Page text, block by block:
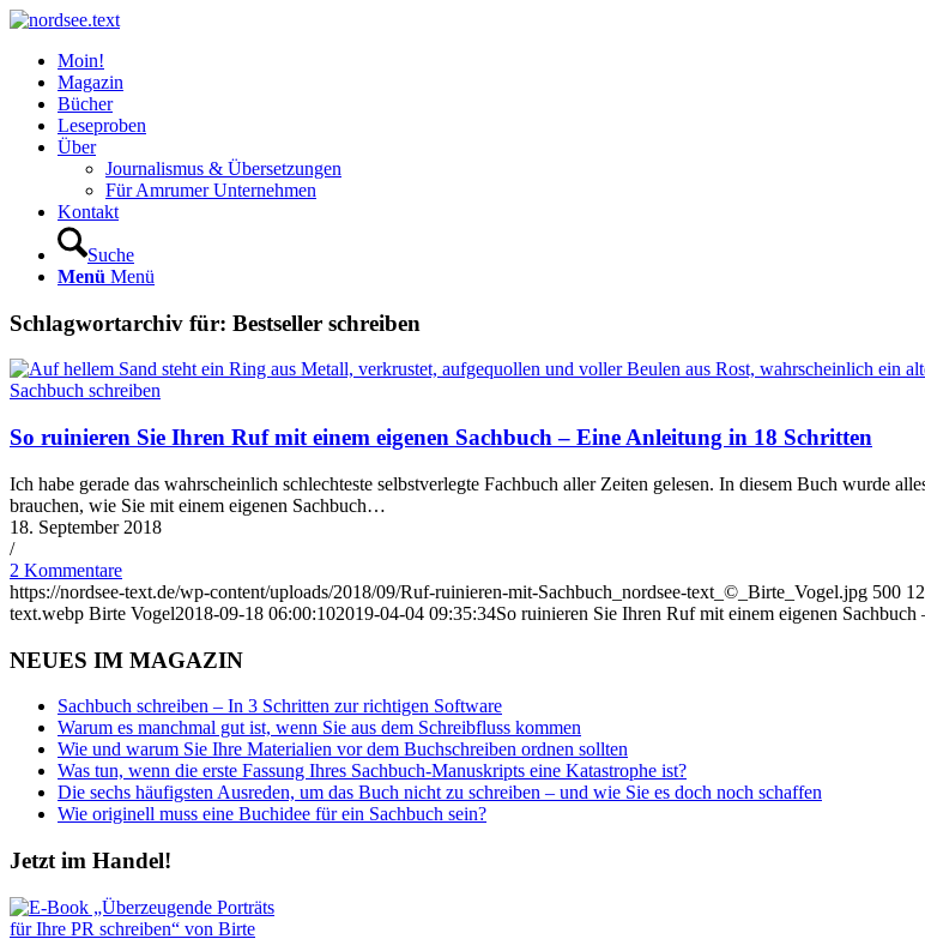
Moin!
Magazin
Bücher
Leseproben
Über
Journalismus & Übersetzungen
Für Amrumer Unternehmen
Kontakt
Suche
Menü Menü
Schlagwortarchiv für: Bestseller schreiben
Sachbuch schreiben
So ruinieren Sie Ihren Ruf mit einem eigenen Sachbuch – Eine Anleitung in 18 Schritten
Ich habe gerade das wahrscheinlich schlechteste selbstverlegte Fachbuch aller Zeiten gelesen. In diesem Buch wurde
brauchen, wie Sie mit einem eigenen Sachbuch…
18. September 2018
/
2 Kommentare
https://nordsee-text.de/wp-content/uploads/2018/09/Ruf-ruinieren-mit-Sachbuch_nordsee-text_©_Birte_Vogel.jpg 500
text.webp Birte Vogel2018-09-18 06:00:102019-04-04 09:35:34So ruinieren Sie Ihren Ruf mit einem eigenen
NEUES IM MAGAZIN
Sachbuch schreiben – In 3 Schritten zur richtigen Software
Warum es manchmal gut ist, wenn Sie aus dem Schreibfluss kommen
Wie und warum Sie Ihre Materialien vor dem Buchschreiben ordnen sollten
Was tun, wenn die erste Fassung Ihres Sachbuch-Manuskripts eine Katastrophe ist?
Die sechs häufigsten Ausreden, um das Buch nicht zu schreiben – und wie Sie es doch noch schaffen
Wie originell muss eine Buchidee für ein Sachbuch sein?
Jetzt im Handel!